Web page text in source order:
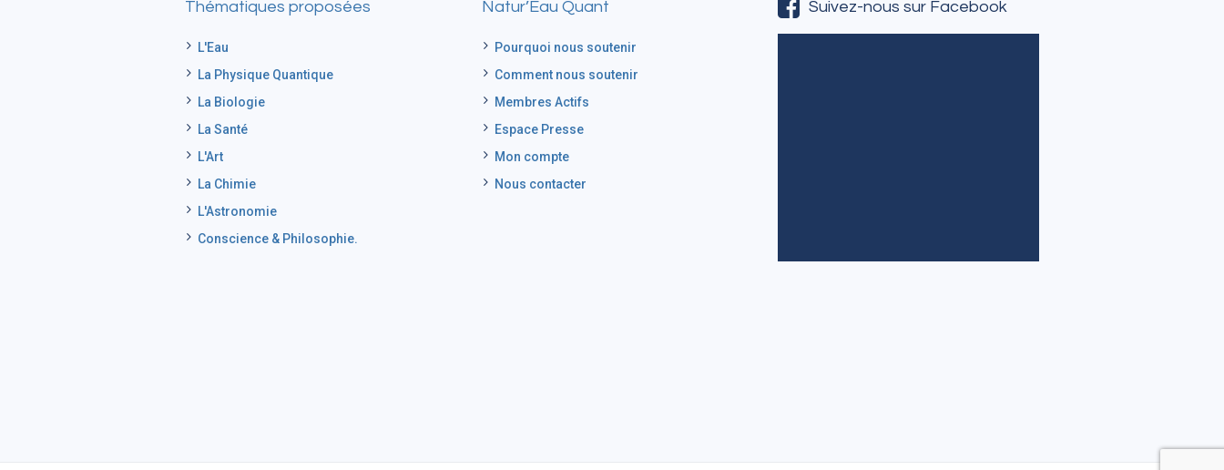
Thématiques proposées
L'Eau
La Physique Quantique
La Biologie
La Santé
L'Art
La Chimie
L'Astronomie
Conscience & Philosophie.
Natur’Eau Quant
Pourquoi nous soutenir
Comment nous soutenir
Membres Actifs
Espace Presse
Mon compte
Nous contacter
Suivez-nous sur Facebook